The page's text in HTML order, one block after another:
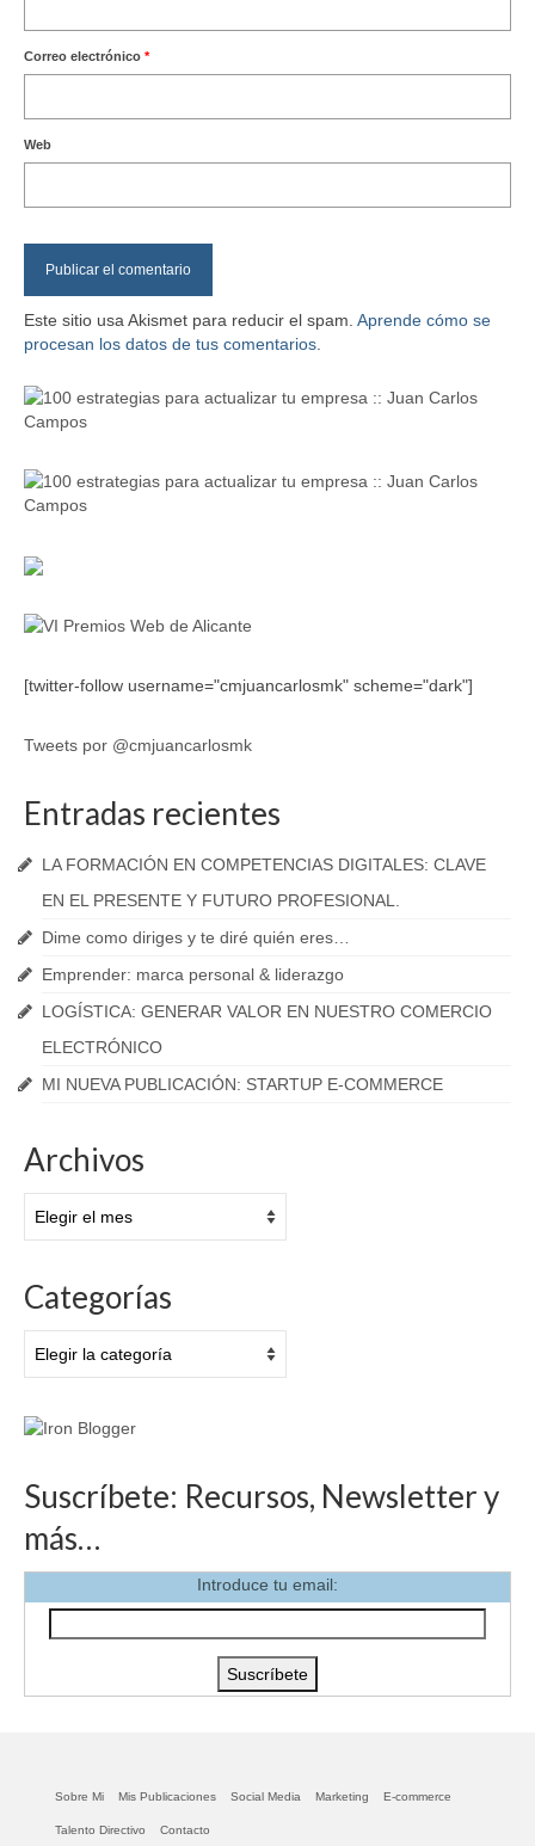
Correo electrónico *
Web
Este sitio usa Akismet para reducir el spam. Aprende cómo se
procesan los datos de tus comentarios
[twitter-follow username="cmjuancarlosmk" scheme="dark"]
Tweets por @cmjuancarlosmk
Entradas recientes
LA FORMACIÓN EN COMPETENCIAS DIGITALES: CLAVE
EN EL PRESENTE Y FUTURO PROFESIONAL.
Dime como diriges y te diré quién eres…
Emprender: marca personal & liderazgo
LOGÍSTICA: GENERAR VALOR EN NUESTRO COMERCIO
ELECTRÓNICO
MI NUEVA PUBLICACIÓN: STARTUP E-COMMERCE
Archivos
Categorías
Suscríbete: Recursos, Newsletter y
más…
Introduce tu email:
Sobre Mi Mis Publicaciones Social Media Marketing E-commerce
Talento Directivo Contacto